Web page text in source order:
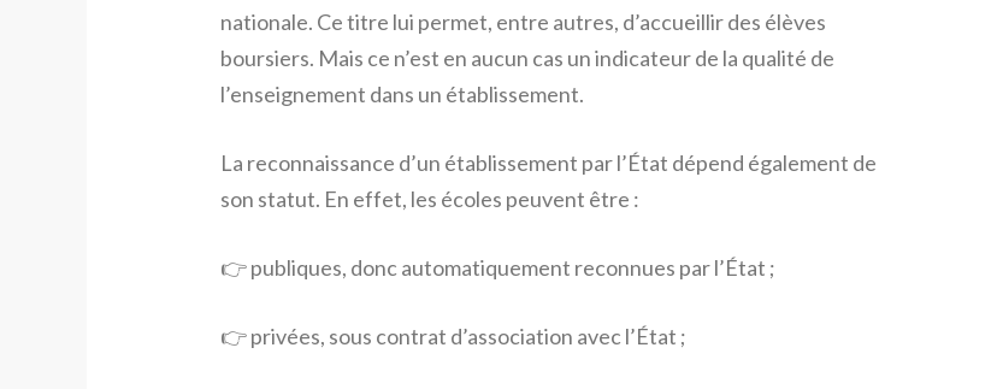
nationale. Ce titre lui permet, entre autres, d’accueillir des élèves
boursiers. Mais ce n’est en aucun cas un indicateur de la qualité de
l’enseignement dans un établissement.
La reconnaissance d’un établissement par l’État dépend également de
son statut. En effet, les écoles peuvent être :
👉 publiques, donc automatiquement reconnues par l’État ;
👉 privées, sous contrat d’association avec l’État ;